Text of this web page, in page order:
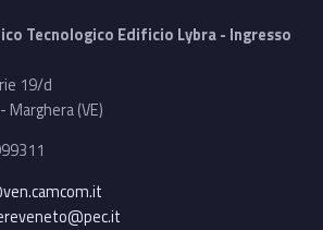
Tecnologico Edificio Lybra - Ingresso
19/d
Marghera (VE)